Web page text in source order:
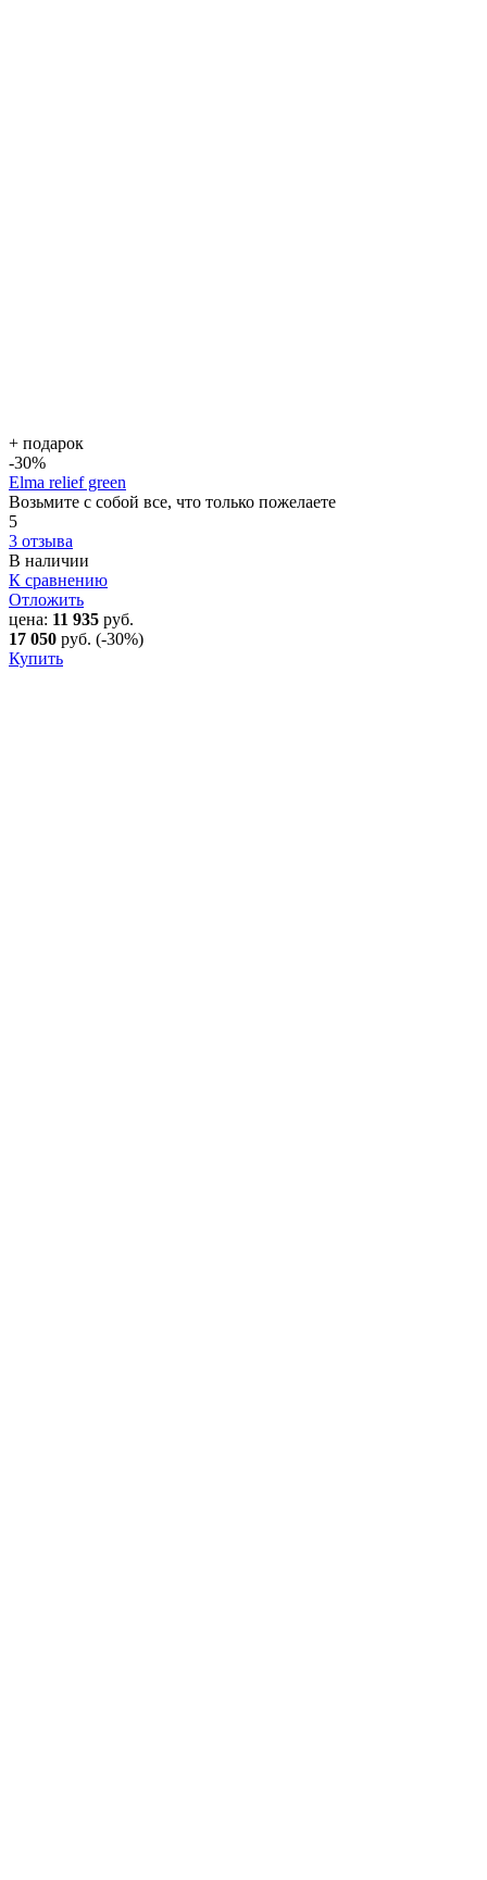
+ подарок
-30%
Elma relief green
Возьмите с собой все, что только пожелаете
5
3 отзыва
В наличии
К сравнению
Отложить
цена: 11 935 руб.
17 050 руб. (-30%)
Купить